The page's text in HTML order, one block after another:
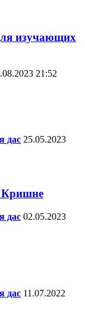
изучающих
21:52
дас 25.05.2023
Кришне
дас 02.05.2023
дас 11.07.2022